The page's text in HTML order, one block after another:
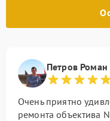
Петров Роман
Очень приятно
ремонта объектива